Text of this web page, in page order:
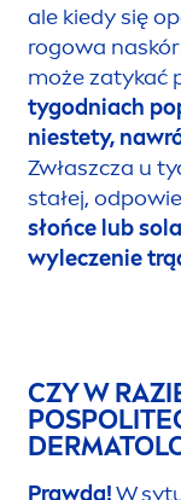
podskórne
oczyszczenie
odpowiednich
CZY
Fałsz!
ale kiedy się
rogowa
może zatykać